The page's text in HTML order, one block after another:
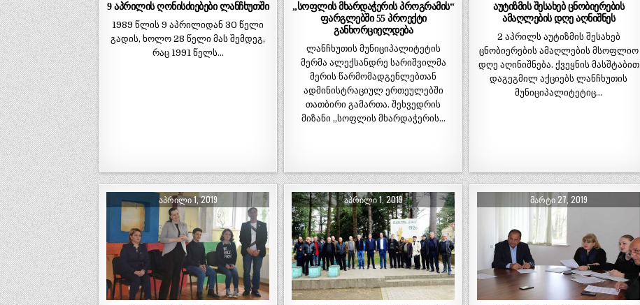
9 აპრილის ღონისძიებები ლანჩხუთში
1989 წლის 9 აპრილიდან 30 წელი
გადის, ხოლო 28 წელი მას შემდეგ,
რაც 1991 წელს…
„სოფლის მხარდაჭერის პროგრამის“
ფარგლებში 55 პროექტი
განხორციელდება
ლანჩხუთის მუნიციპალიტეტის
მერმა ალექსანდრე სარიშვილმა
მერის წარმომადგენლებთან
ადმინისტრაციულ ერთეულებში
თათბირი გამართა. შეხვედრის
მიზანი „სოფლის მხარდაჭერის…
აუტიზმის შესახებ ცნობიერების
ამაღლების დღე აღნიშნეს
2 აპრილს აუტიზმის შესახებ
ცნობიერების ამაღლების მსოფლიო
დღე აღინიშნება. ქვეყნის მასშტაბით
დაგეგმილ აქციებს ლანჩხუთის
მუნიციპალიტეტიც…
ᲐᲞᲠᲘᲚᲘ 1, 2019 ᲐᲞᲠᲘᲚᲘ 1, 2019 ᲛᲐᲠᲢᲘ 27, 2019